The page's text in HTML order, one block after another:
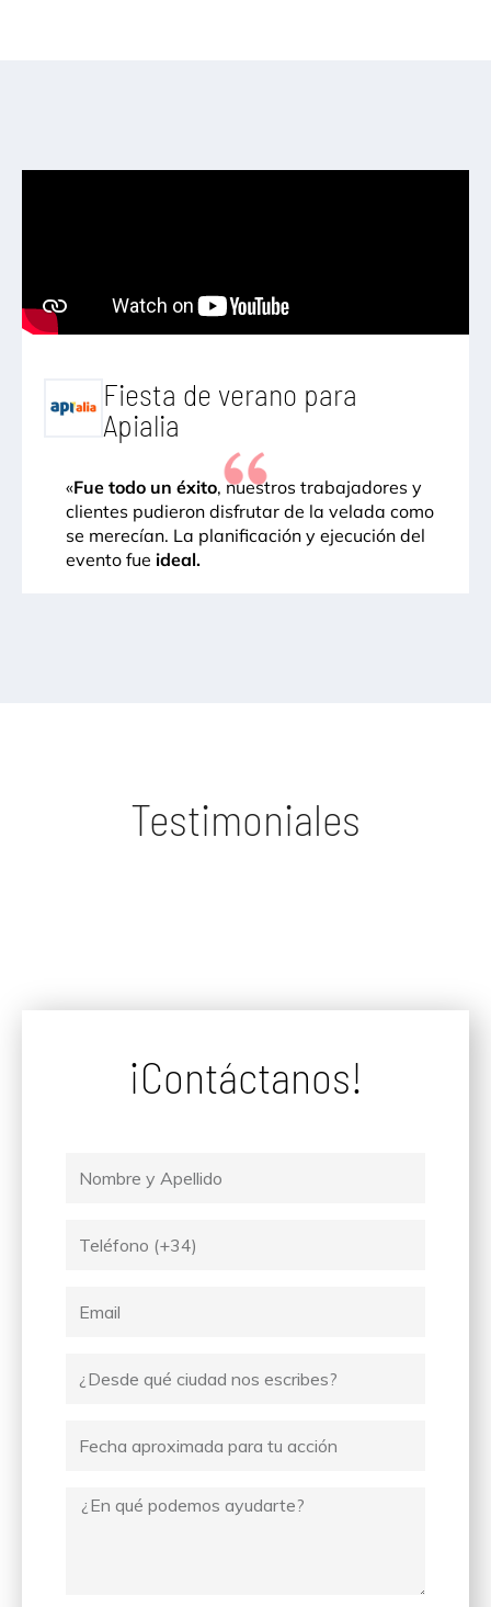
Fiesta de verano para
Apialia
«Fue todo un éxito, nuestros trabajadores y
clientes pudieron disfrutar de la velada como
se merecían. La planificación y ejecución del
evento fue ideal.
Testimoniales
¡Contáctanos!
escribes
Mensaje